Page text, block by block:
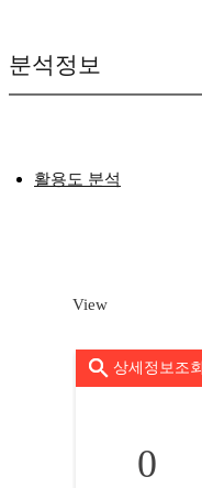
분석정보
활용도 분석
View
상세정보조회
0